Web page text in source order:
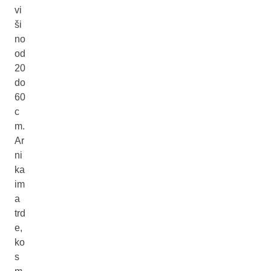
vi
ši
no
od
20
do
60
c
m.
Ar
ni
ka
im
a
trd
e,
ko
s